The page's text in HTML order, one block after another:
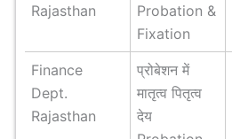
Rajasthan
Probation &
Fixation
Finance
Dept.
Rajasthan
प्रोबेशन में
मातृत्व पितृत्व
देय